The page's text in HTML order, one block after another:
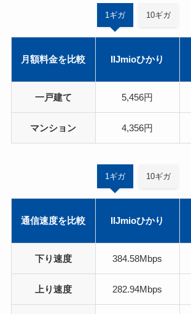
1ギガ 10ギガ
月額料金を比較 IIJmioひかり
一戸建て 5,456円
マンション 4,356円
1ギガ 10ギガ
通信速度を比較 IIJmioひかり
下り速度 384.58Mbps
上り速度 282.94Mbps